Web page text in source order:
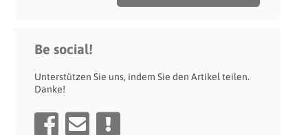
Be social!
Unterstützen Sie uns, indem Sie den Artikel teilen.
Danke!